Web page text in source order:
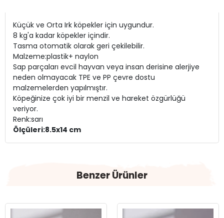
Küçük ve Orta Irk köpekler için uygundur.
8 kg'a kadar köpekler içindir.
Tasma otomatik olarak geri çekilebilir.
Malzeme:plastik+ naylon
Sap parçaları evcil hayvan veya insan derisine alerjiye
neden olmayacak TPE ve PP çevre dostu
malzemelerden yapılmıştır.
Köpeğinize çok iyi bir menzil ve hareket özgürlüğü
veriyor.
Renk:sarı
Ölçüleri:8.5x14 cm
Benzer Ürünler